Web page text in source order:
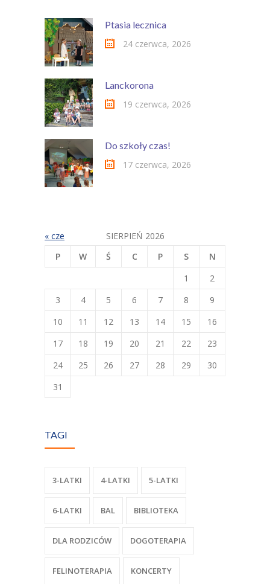
Ptasia lecznica
24 czerwca, 2026
Lanckorona
19 czerwca, 2026
Do szkoły czas!
17 czerwca, 2026
SIERPIEŃ 2026
P
W Ś C P S
N
1
2
3
4 5 6 7 8
9
10
11 12 13 14 15
16
17
18 19 20 21 22
23
24
25 26 27 28 29
30
31
« cze
TAGI
3-LATKI 4-LATKI 5-LATKI
6-LATKI BAL BIBLIOTEKA
DLA RODZICÓW DOGOTERAPIA
FELINOTERAPIA KONCERTY